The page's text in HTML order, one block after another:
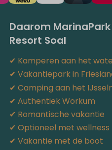
Daarom
Resort Soal
✔︎ Kamperen aan het
✔︎ Vakantiepark in
✔︎ Camping aan het
✔︎ Authentiek Workum
✔︎ Romantische vakantie
✔︎ Optioneel met wellness
✔︎ Vakantie met de boot